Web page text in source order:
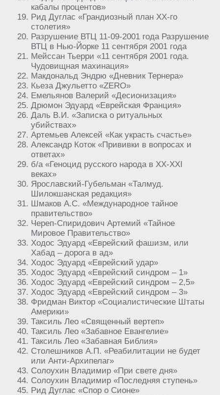
кабалы процентов»
Рид Дуглас «Грандиозный план XX-го
столетия»
Разрушение ВТЦ 11-09-2001 года Разрушение
ВТЦ в Нью-Йорке 11 сентября 2001 года
Мейссан Тьерри «11 сентября 2001 года.
Чудовищная махинация»
Макдональд Эндрю «Дневник Тернера»
Кьеза Джульетто «ZERO»
Емельянов Валерий «Десионизация»
Дрюмон Эдуард «Еврейская Франция»
Даль В.И. «Записка о ритуальных
убийствах»
Артемьев Алексей «Как украсть счастье»
Александр Коток «Прививки в вопросах и
ответах»
б/a «Геноцид русского народа в XX-XXI
веках»
Ярославский-Губельман «Талмуд.
Шилокшанская редакция»
Шмаков А.С. «Международное тайное
правительство»
Череп-Спиридович Артемий «Тайное
Мировое Правительство»
Ходос Эдуард «Еврейский фашизм, или
Хабад – дорога в ад»
Ходос Эдуард «Еврейский удар»
Ходос Эдуард «Еврейский синдром – 1»
Ходос Эдуард «Еврейский синдром – 2,5»
Ходос Эдуард «Еврейский синдром – 3»
Фридман Виктор «Социалистические Штаты
Америки»
Таксиль Лео «Священный вертеп»
Таксиль Лео «Забавное Евангелие»
Таксиль Лео «Забавная Библия»
Столешников А.П. «Реабилитации не будет
или Анти-Архипелаг»
Солоухин Владимир «При свете дня»
Солоухин Владимир «Последняя ступень»
Рид Дуглас «Спор о Сионе»